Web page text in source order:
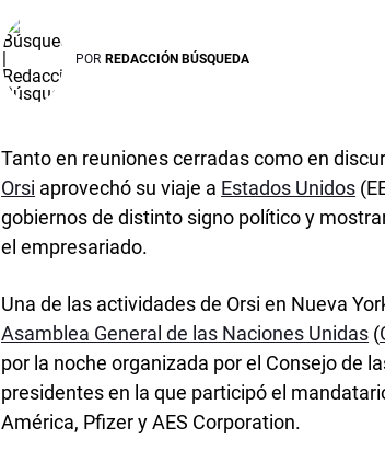
POR REDACCIÓN BÚSQUEDA
Tanto en reuniones cerradas como en
Orsi aprovechó su viaje a Estados Unidos
gobiernos de distinto signo político y
el empresariado.
Una de las actividades de Orsi en Nueva
Asamblea General de las Naciones Unidas (
por la noche organizada por el Consejo de
presidentes en la que participó el
América, Pfizer y AES Corporation.